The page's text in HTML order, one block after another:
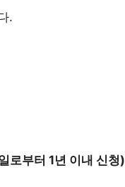
.
로부터 1년 이내 신청)